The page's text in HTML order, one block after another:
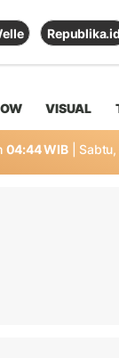
Republika.id
VISUAL
04:44 WIB |